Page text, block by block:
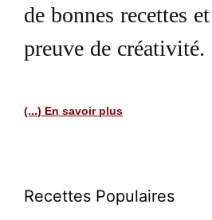
de bonnes recettes
preuve de créativité.
(...) En savoir plus
Recettes Populaires